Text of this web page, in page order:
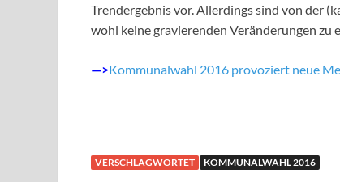
Trendergebnis vor. Allerdings sind von der
wohl keine gravierenden Veränderungen zu
—>Kommunalwahl 2016 provoziert neue
VERSCHLAGWORTET KOMMUNALWAHL 2016